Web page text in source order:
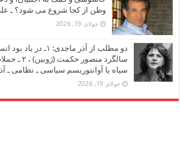
وطن از کجا شروع می شود؟ ـ
جولای 19, 2026
دو مطلب از آذر
سالگرد
سیاه یا آوانتوریسم سیاسی ـ نظامی ـ
جولای 19, 2026